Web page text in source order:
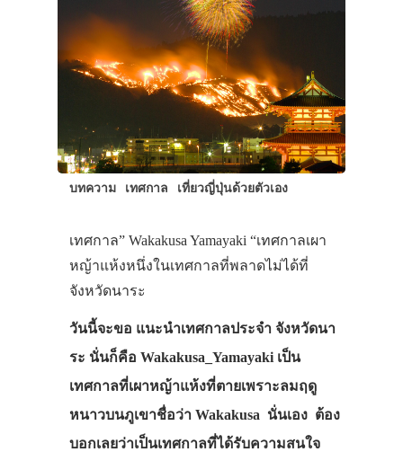
บทความ เทศกาล เที่ยวญี่ปุ่นด้วยตัวเอง
เทศกาล” Wakakusa Yamayaki “เทศกาลเผา
หญ้าแห้งหนึ่งในเทศกาลที่พลาดไม่ได้ที่
จังหวัดนาระ
วันนี้จะขอ แนะนำเทศกาลประจำ จังหวัดนา
ระ นั่นก็คือ Wakakusa_Yamayaki เป็น
เทศกาลที่เผาหญ้าแห้งที่ตายเพราะลมฤดู
หนาวบนภูเขาชื่อว่า Wakakusa นั่นเอง ต้อง
บอกเลยว่าเป็นเทศกาลที่ได้รับความสนใจ